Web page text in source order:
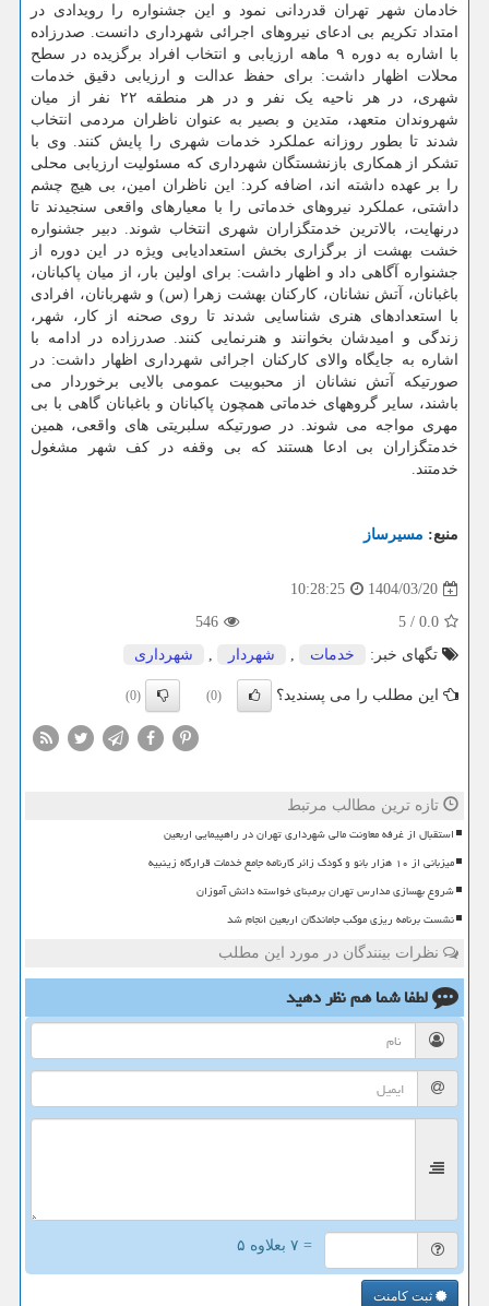
خادمان شهر تهران قدردانی نمود و این جشنواره را رویدادی در
امتداد تکریم بی ادعای نیروهای اجرائی شهرداری دانست. صدرزاده
با اشاره به دوره ۹ ماهه ارزیابی و انتخاب افراد برگزیده در سطح
محلات اظهار داشت: برای حفظ عدالت و ارزیابی دقیق خدمات
شهری، در هر ناحیه یک نفر و در هر منطقه ۲۲ نفر از میان
شهروندان متعهد، متدین و بصیر به عنوان ناظران مردمی انتخاب
شدند تا بطور روزانه عملکرد خدمات شهری را پایش کنند. وی با
تشکر از همکاری بازنشستگان شهرداری که مسئولیت ارزیابی محلی
را بر عهده داشته اند، اضافه کرد: این ناظران امین، بی هیچ چشم
داشتی، عملکرد نیروهای خدماتی را با معیارهای واقعی سنجیدند تا
درنهایت، بالاترین خدمتگزاران شهری انتخاب شوند. دبیر جشنواره
خشت بهشت از برگزاری بخش استعدادیابی ویژه در این دوره از
جشنواره آگاهی داد و اظهار داشت: برای اولین بار، از میان پاکبانان،
باغبانان، آتش نشانان، کارکنان بهشت زهرا (س) و شهربانان، افرادی
با استعدادهای هنری شناسایی شدند تا روی صحنه از کار، شهر،
زندگی و امیدشان بخوانند و هنرنمایی کنند. صدرزاده در ادامه با
اشاره به جایگاه والای کارکنان اجرائی شهرداری اظهار داشت: در
صورتیکه آتش نشانان از محبوبیت عمومی بالایی برخوردار می
باشند، سایر گروههای خدماتی همچون پاکبانان و باغبانان گاهی با بی
مهری مواجه می شوند. در صورتیکه سلبریتی های واقعی، همین
خدمتگزاران بی ادعا هستند که بی وقفه در کف شهر مشغول
خدمتند.
منبع: مسیرساز
1404/03/20
10:28:25
0.0
/
5
546
تگهای خبر:
خدمات , شهردار , شهرداری
این مطلب را می پسندید؟ (0)
(0)
تازه ترین مطالب مرتبط
استقبال از غرفه معاونت مالی شهرداری تهران در راهپیمایی اربعین
میزبانی از ۱۰ هزار بانو و کودک زائر کارنامه جامع خدمات قرارگاه زینبیه
شروع بهسازی مدارس تهران برمبنای خواسته دانش آموزان
نشست برنامه ریزی موکب جاماندگان اربعین انجام شد
نظرات بینندگان در مورد این مطلب
لطفا شما همنظر دهید
= ۷ بعلاوه ۵
ثبت کامنت